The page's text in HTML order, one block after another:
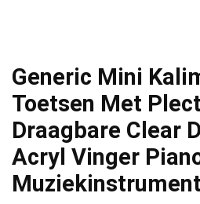
Generic Mini
Toetsen Met
Draagbare Clear
Acryl Vinger